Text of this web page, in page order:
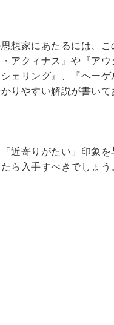
想家にあたるには、
アクィナス』や『ア
ェリング』、『ヘー
りやすい解説が書いて
近寄りがたい」印象
ら入手すべきでしょう